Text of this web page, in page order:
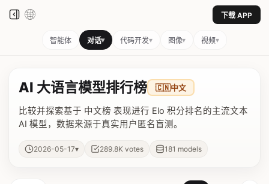
下载 APP
智能体 对话▾ 代码开发▾ 图像▾ 视频▾
AI 大语言模型排行榜 🇨🇳中文
比较并探索基于 中文榜 表现进行 Elo 积分排名的主流文本
AI 模型，数据来源于真实用户匿名盲测。
2026-05-17▾ 289.8K votes 181 models